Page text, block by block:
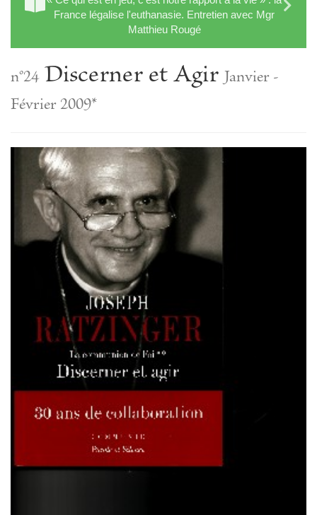
France légalise l'euthanasie. Entretien avec Mgr
Matthieu Rougé
n°24Discerner et AgirJanvier -
Février 2009*